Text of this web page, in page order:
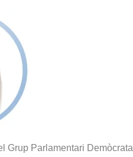
Grup Parlamentari Demòcrata